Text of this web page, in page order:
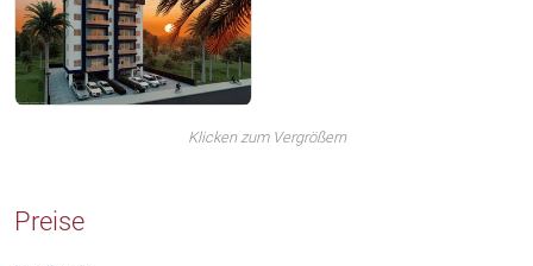
Klicken zum Vergrößern
Preise